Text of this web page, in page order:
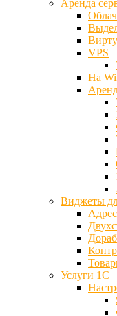
Аренда
VPS
На
Виджеты
Услуги 1С